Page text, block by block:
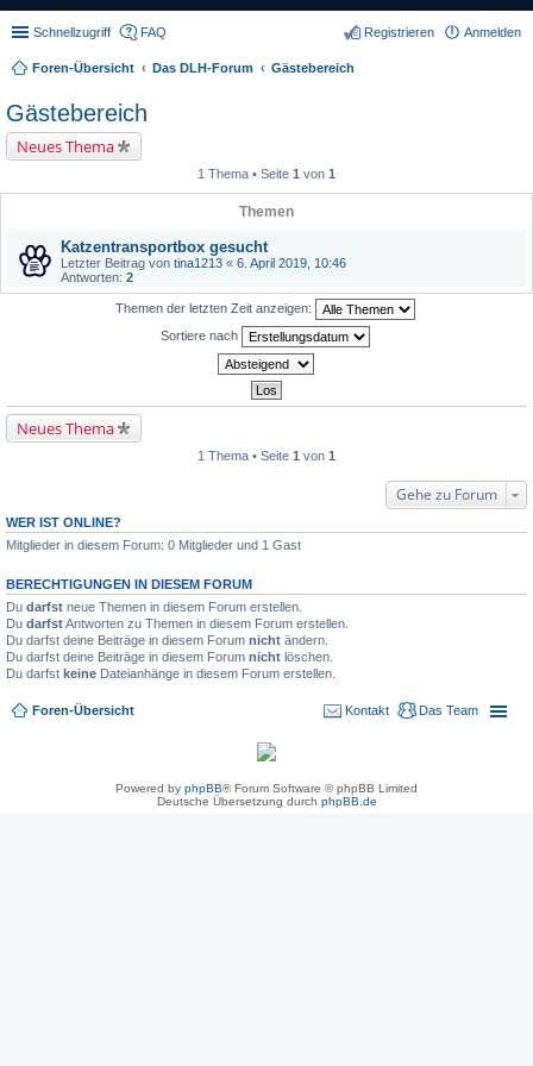
Schnellzugriff FAQ Anmelden
Registrieren
Foren-Übersicht Das DLH-Forum Gästebereich
Gästebereich
Neues Thema
1 Thema • Seite 1 von 1
Themen
Katzentransportbox gesucht
Letzter Beitrag von tina1213 « 6. April 2019, 10:46
Antworten: 2
Themen der letzten Zeit anzeigen:
Sortiere nach
Neues Thema
1 Thema • Seite 1 von 1
Gehe zu Forum
WER IST ONLINE?
Mitglieder in diesem Forum: 0 Mitglieder und 1 Gast
BERECHTIGUNGEN IN DIESEM FORUM
Du darfst neue Themen in diesem Forum erstellen.
Du darfstAntworten zu Themen in diesem Forum erstellen.
Du darfst deine Beiträge in diesem Forum nicht ändern.
Du darfst deine Beiträge in diesem Forum nicht löschen.
Du darfst keine Dateianhänge in diesem Forum erstellen.
Foren-Übersicht Das Team
Kontakt
Powered by phpBB® Forum Software © phpBB Limited
Deutsche Übersetzung durch phpBB.de